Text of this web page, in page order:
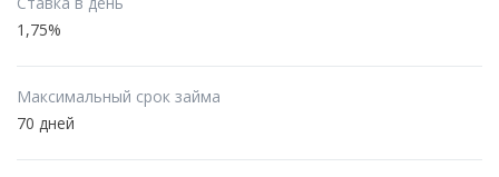
1,75%
Максимальный срок займа
70 дней